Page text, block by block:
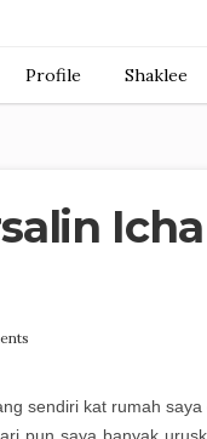
Profile Shaklee
sendiri kat rumah